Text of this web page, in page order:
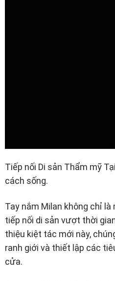
Tiếp nối Di sản Thẩm mỹ
cách sống.
Tay nắm Milan không chỉ
tiếp nối di sản vượt thời
thiệu kiệt tác mới này,
ranh giới và thiết lập các
cửa.